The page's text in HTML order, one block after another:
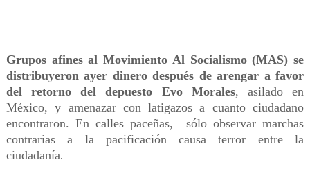
Grupos afines al Movimiento Al Socialismo (MAS) se
distribuyeron ayer dinero después de arengar a favor
del retorno del depuesto Evo Morales, asilado en
México, y amenazar con latigazos a cuanto ciudadano
encontraron. En calles paceñas, sólo observar marchas
contrarias a la pacificación causa terror entre la
ciudadanía.